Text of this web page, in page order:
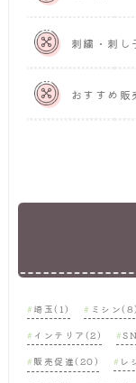
刺繍・刺し
おすすめ販
埼玉(1) ミシン(8)
インテリア(2)
販売促進(20) レ